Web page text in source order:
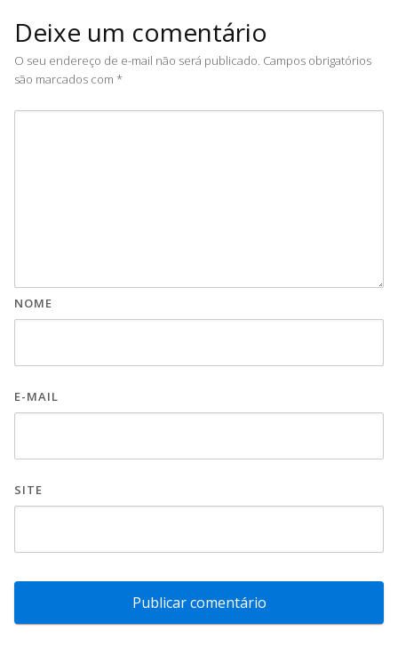
Deixe um comentário
O seu endereço de e-mail não será publicado. Campos obrigatórios
são marcados com *
NOME
E-MAIL
SITE